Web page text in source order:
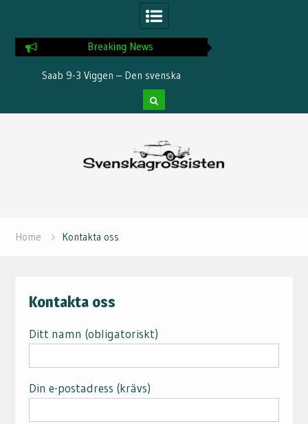
Breaking News
9-3 Viggen – Den svenska
Köp en laddbox till elbilen
Home Kontakta oss
Kontakta oss
Ditt namn (obligatoriskt)
Din e-postadress (krävs)